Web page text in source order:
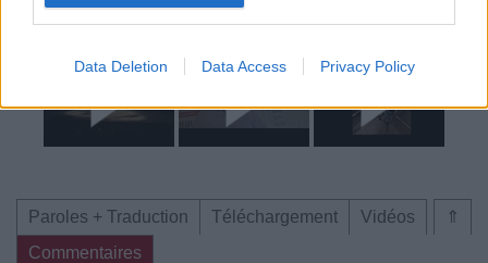
Data Deletion Data Access Privacy Policy
Voir la vidéo de «Lost Cause»
⇑
Paroles + Traduction Téléchargement
Vidéos
Commentaires